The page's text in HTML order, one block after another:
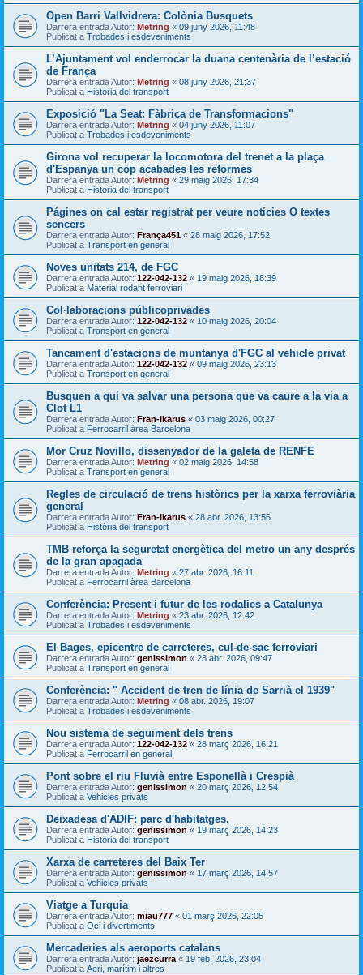
Open Barri Vallvidrera: Colònia Busquets
Darrera entrada Autor: Metring « 09 juny 2026, 11:48
Publicat a Trobades i esdeveniments
L’Ajuntament vol enderrocar la duana centenària de l’estació
de França
Darrera entrada Autor: Metring « 08 juny 2026, 21:37
Publicat a Història del transport
Exposició "La Seat: Fàbrica de Transformacions"
Darrera entrada Autor: Metring « 04 juny 2026, 11:07
Publicat a Trobades i esdeveniments
Girona vol recuperar la locomotora del trenet a la plaça
d'Espanya un cop acabades les reformes
Darrera entrada Autor: Metring « 29 maig 2026, 17:34
Publicat a Història del transport
Págines on cal estar registrat per veure notícies O textes
sencers
Darrera entrada Autor: França451 « 28 maig 2026, 17:52
Publicat a Transport en general
Noves unitats 214, de FGC
Darrera entrada Autor: 122-042-132 « 19 maig 2026, 18:39
Publicat a Material rodant ferroviari
Col·laboracions públicoprivades
Darrera entrada Autor: 122-042-132 « 10 maig 2026, 20:04
Publicat a Transport en general
Tancament d'estacions de muntanya d'FGC al vehicle privat
Darrera entrada Autor: 122-042-132 « 09 maig 2026, 23:13
Publicat a Transport en general
Busquen a qui va salvar una persona que va caure a la via a
Clot L1
Darrera entrada Autor: Fran-Ikarus « 03 maig 2026, 00:27
Publicat a Ferrocarril àrea Barcelona
Mor Cruz Novillo, dissenyador de la galeta de RENFE
Darrera entrada Autor: Metring « 02 maig 2026, 14:58
Publicat a Transport en general
Regles de circulació de trens històrics per la xarxa ferroviària
general
Darrera entrada Autor: Fran-Ikarus « 28 abr. 2026, 13:56
Publicat a Història del transport
TMB reforça la seguretat energètica del metro un any després
de la gran apagada
Darrera entrada Autor: Metring « 27 abr. 2026, 16:11
Publicat a Ferrocarril àrea Barcelona
Conferència: Present i futur de les rodalies a Catalunya
Darrera entrada Autor: Metring « 23 abr. 2026, 12:42
Publicat a Trobades i esdeveniments
El Bages, epicentre de carreteres, cul-de-sac ferroviari
Darrera entrada Autor: genissimon « 23 abr. 2026, 09:47
Publicat a Transport en general
Conferència: " Accident de tren de línia de Sarrià el 1939"
Darrera entrada Autor: Metring « 08 abr. 2026, 19:07
Publicat a Trobades i esdeveniments
Nou sistema de seguiment dels trens
Darrera entrada Autor: 122-042-132 « 28 març 2026, 16:21
Publicat a Ferrocarril en general
Pont sobre el riu Fluvià entre Esponellà i Crespià
Darrera entrada Autor: genissimon « 20 març 2026, 12:54
Publicat a Vehicles privats
Deixadesa d'ADIF: parc d'habitatges.
Darrera entrada Autor: genissimon « 19 març 2026, 14:23
Publicat a Història del transport
Xarxa de carreteres del Baix Ter
Darrera entrada Autor: genissimon « 17 març 2026, 14:57
Publicat a Vehicles privats
Viatge a Turquia
Darrera entrada Autor: miau777 « 01 març 2026, 22:05
Publicat a Oci i divertiments
Mercaderies als aeroports catalans
Darrera entrada Autor: jaezcurra « 19 feb. 2026, 23:04
Publicat a Aeri, marítim i altres